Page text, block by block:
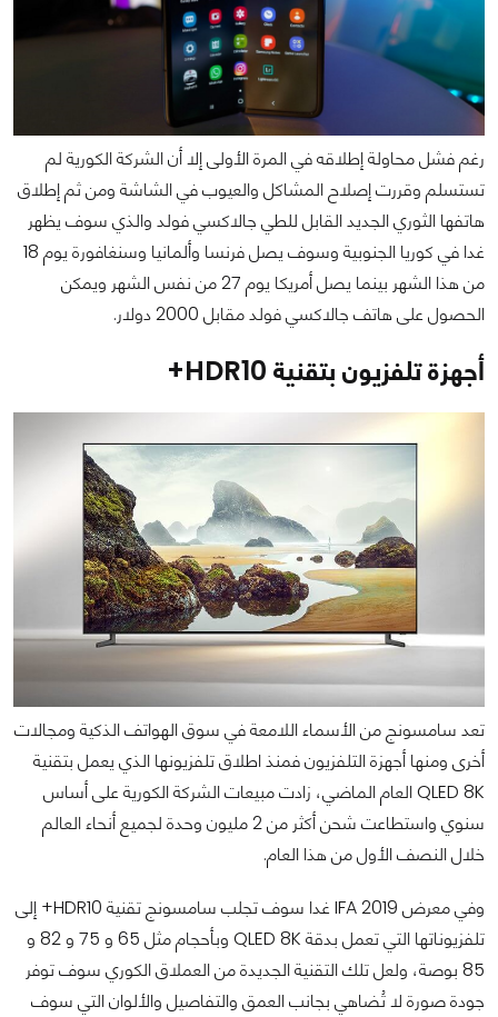
رغم فشل محاولة إطلاقه في المرة الأولى إلا أن الشركة الكورية لم
تستسلم وقررت إصلاح المشاكل والعيوب في الشاشة ومن ثم إطلاق
هاتفها الثوري الجديد القابل للطي جالاكسي فولد والذي سوف يظهر
غدا في كوريا الجنوبية وسوف يصل فرنسا وألمانيا وسنغافورة يوم 18
من هذا الشهر بينما يصل أمريكا يوم 27 من نفس الشهر ويمكن
الحصول على هاتف جالاكسي فولد مقابل 2000 دولار.
أجهزة تلفزيون بتقنية HDR10+
تعد سامسونج من الأسماء اللامعة في سوق الهواتف الذكية ومجالات
أخرى ومنها أجهزة التلفزيون فمنذ اطلاق تلفزيونها الذي يعمل بتقنية
QLED 8K العام الماضي، زادت مبيعات الشركة الكورية على أساس
سنوي واستطاعت شحن أكثر من 2 مليون وحدة لجميع أنحاء العالم
خلال النصف الأول من هذا العام.
وفي معرض IFA 2019 غدا سوف تجلب سامسونج تقنية HDR10+ إلى
تلفزيوناتها التي تعمل بدقة QLED 8K وبأحجام مثل 65 و 75 و 82 و
85 بوصة، ولعل تلك التقنية الجديدة من العملاق الكوري سوف توفر
جودة صورة لا تُضاهي بجانب العمق والتفاصيل والألوان التي سوف